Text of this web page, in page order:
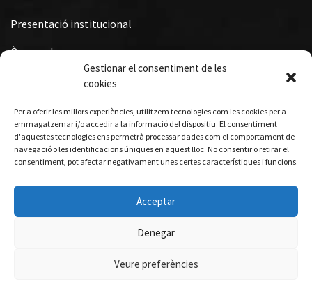
Gestionar el consentiment de les
cookies
Per a oferir les millors experiències, utilitzem tecnologies com les cookies per a
emmagatzemar i/o accedir a la informació del dispositiu. El consentiment
d'aquestes tecnologies ens permetrà processar dades com el comportament de
navegació o les identificacions úniques en aquest lloc. No consentir o retirar el
consentiment, pot afectar negativament unes certes característiques i funcions.
Acceptar
Denegar
Veure preferències
Presentació institucional
Òrgans de govern
Ordenances Fiscals, Ordenances i Reglaments i Subvencions i
Turisme
Allotjament
© 2026 Ajuntament de Querol